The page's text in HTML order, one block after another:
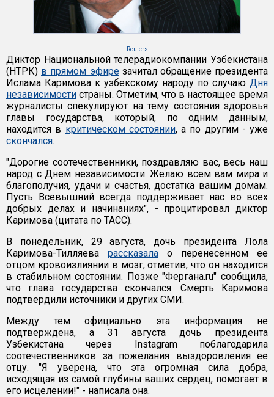
Reuters
Диктор Национальной телерадиокомпании Узбекистана
(НТРК) в прямом эфирезачитал обращение президента
Ислама Каримова к узбекскому народу по случаю Дня
независимости страны. Отметим, что в настоящее время
журналисты спекулируют на тему состояния здоровья
главы государства, который, по одним данным,
находится в критическом состоянии, а по другим - уже
скончался.
"Дорогие соотечественники, поздравляю вас, весь наш
народ с Днем независимости. Желаю всем вам мира и
благополучия, удачи и счастья, достатка вашим домам.
Пусть Всевышний всегда поддерживает нас во всех
добрых делах и начинаниях", - процитировал диктор
Каримова (цитата по ТАСС).
В понедельник, 29 августа, дочь президента Лола
Каримова-Тилляева рассказала о перенесенном ее
отцом кровоизлиянии в мозг, отметив, что он находится
в стабильном состоянии. Позже "Фергана.ru" сообщила,
что глава государства скончался. Смерть Каримова
подтвердили источники и других СМИ.
Между тем официально эта информация не
подтверждена, а 31 августа дочь президента
Узбекистана через Instagram поблагодарила
соотечественников за пожелания выздоровления ее
отцу. "Я уверена, что эта огромная сила добра,
исходящая из самой глубины ваших сердец, помогает в
его исцелении!" - написала она.